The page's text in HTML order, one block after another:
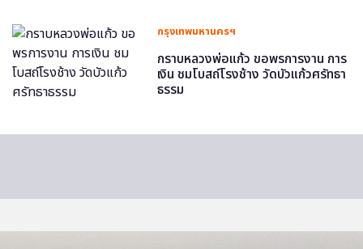
กรุงเทพมหานครฯ
กราบหลวงพ่อแก้ว ขอพรการงาน การ
เงิน ชมโบสถ์โรงช้าง วัดบัวแก้วศรัทธา
ธรรม